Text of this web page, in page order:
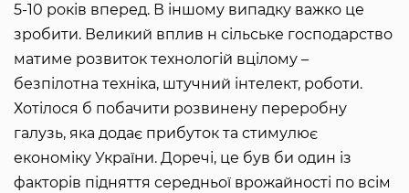
5-10 років вперед. В іншому випадку важко це
зробити. Великий вплив н сільське господарство
матиме розвиток технологій вцілому –
безпілотна техніка, штучний інтелект, роботи.
Хотілося б побачити розвинену переробну
галузь, яка додає прибуток та стимулює
економіку України. Доречі, це був би один із
факторів підняття середньої врожайності по всім